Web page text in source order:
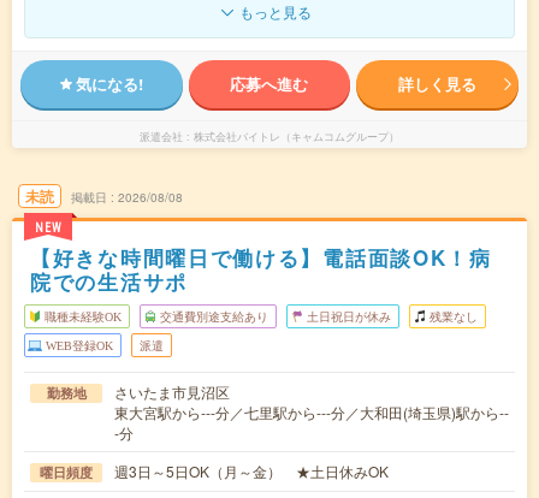
もっと見る
気になる! 応募へ進む 詳しく見る
派遣会社 株式会社バイトレ（キャムコムグループ）
未読
NEW
掲載日 2026/08/08
【好きな時間曜日で働ける】電話面談OK！病
院での生活サポ
職種未経験OK 交通費別途支給あり 土日祝日が休み 残業なし
WEB登録OK 派遣
勤務地
さいたま市見沼区
東大宮駅から---分／七里駅から---分／大和田(埼玉県)駅から--
-分
曜日頻度 週3日～5日OK（月～金） ★土日休みOK